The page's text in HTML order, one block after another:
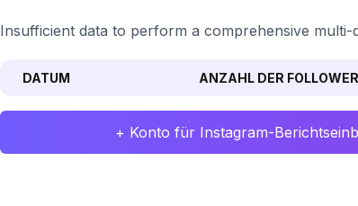
Insufficient data to perform a comprehensive multi-
DATUM ANZAHL DER FOLLOWER
+ Konto für Instagram-